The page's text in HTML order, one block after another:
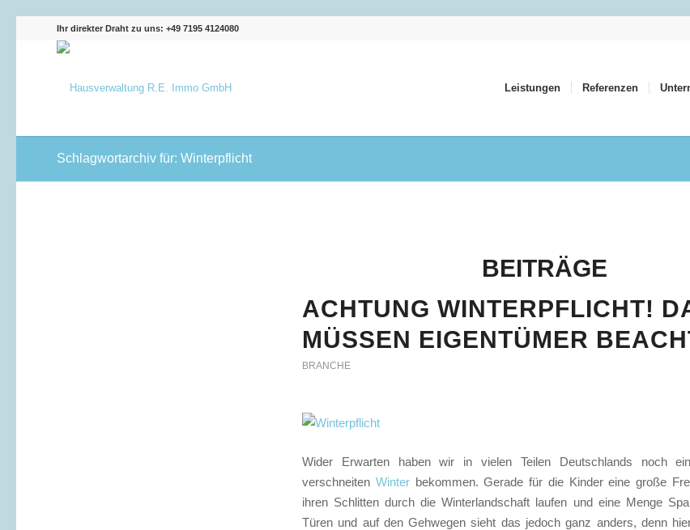
Ihr direkter Draht zu uns: +49 7195 4124080
Leistungen Referenzen
Schlagwortarchiv für: Winterpflicht
BEITRÄGE
ACHTUNG WINTERPFLICHT!
MÜSSEN EIGENTÜMER
BRANCHE
Wider Erwarten haben wir in vielen Teilen Deutschlands noch
verschneiten Winterbekommen. Gerade für die Kinder eine große
ihren Schlitten durch die Winterlandschaft laufen und eine Menge
Türen und auf den Gehwegen sieht das jedoch ganz anders, denn